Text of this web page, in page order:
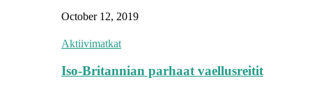
October 12, 2019
Aktiivimatkat
Iso-Britannian parhaat vaellusreitit